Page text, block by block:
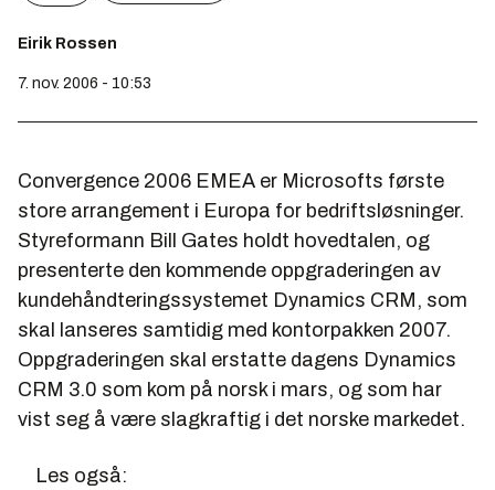
Eirik Rossen
7. nov. 2006 - 10:53
Convergence 2006 EMEA er Microsofts første
store arrangement i Europa for bedriftsløsninger.
Styreformann Bill Gates holdt hovedtalen, og
presenterte den kommende oppgraderingen av
kundehåndteringssystemet Dynamics CRM, som
skal lanseres samtidig med kontorpakken 2007.
Oppgraderingen skal erstatte dagens Dynamics
CRM 3.0 som kom på norsk i mars, og som har
vist seg å være slagkraftig i det norske markedet.
Les også: